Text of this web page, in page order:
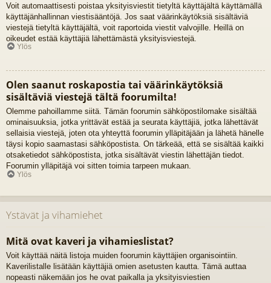
Voit automaattisesti poistaa yksityisviestit tietyltä käyttäjältä käyttämällä
käyttäjänhallinnan viestisääntöjä. Jos saat väärinkäytöksiä sisältäviä
viestejä tietyltä käyttäjältä, voit raportoida viestit valvojille. Heillä on
oikeudet estää käyttäjiä lähettämästä yksityisviestejä.
Ylös
Olen saanut roskapostia tai väärinkäytöksiä
sisältäviä viestejä tältä foorumilta!
Olemme pahoillamme siitä. Tämän foorumin sähköpostilomake sisältää
ominaisuuksia, jotka yrittävät estää ja seurata käyttäjiä, jotka lähettävät
sellaisia viestejä, joten ota yhteyttä foorumin ylläpitäjään ja lähetä hänelle
täysi kopio saamastasi sähköpostista. On tärkeää, että se sisältää kaikki
otsaketiedot sähköpostista, jotka sisältävät viestin lähettäjän tiedot.
Foorumin ylläpitäjä voi sitten toimia tarpeen mukaan.
Ylös
Ystävät ja vihamiehet
Mitä ovat kaveri ja vihamieslistat?
Voit käyttää näitä listoja muiden foorumin käyttäjien organisointiin.
Kaverilistalle lisätään käyttäjiä omien asetusten kautta. Tämä auttaa
nopeasti näkemään jos he ovat paikalla ja yksityisviestien